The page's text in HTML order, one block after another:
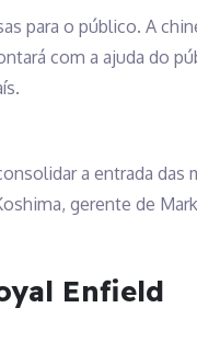
para o público. A
com a ajuda do
a entrada das
gerente de
Enfield